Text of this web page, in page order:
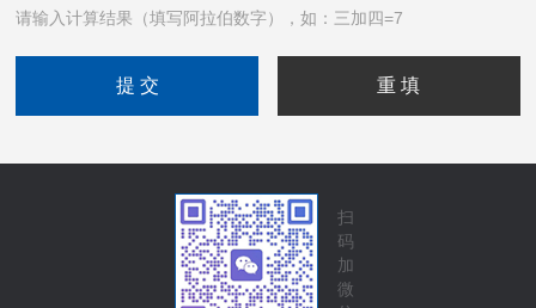
请输入计算结果（填写阿拉伯数字），如：三加四=7
扫
码
加
微